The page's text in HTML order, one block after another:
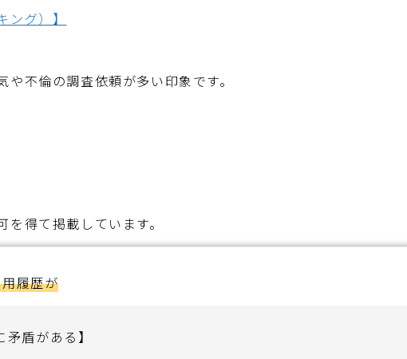
ング）】
不倫の調査依頼が多い印象です。
得て掲載しています。
履歴が
盾がある】